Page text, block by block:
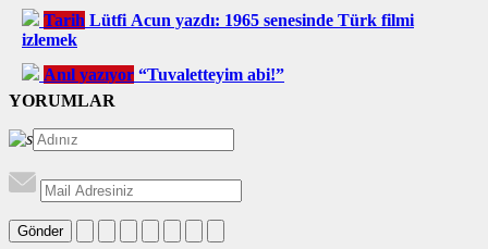
Tarih Lütfi Acun yazdı: 1965 senesinde Türk filmi
izlemek
Anıl yazıyor “Tuvaletteyim abi!”
YORUMLAR
Gönder